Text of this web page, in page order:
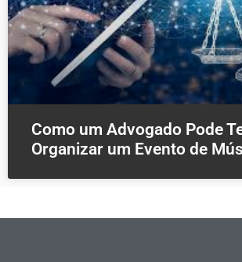
Como um Advogado Pode
Organizar um Evento de